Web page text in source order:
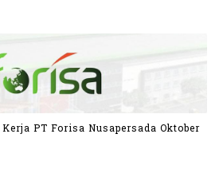
PT Forisa Nusapersada Oktober